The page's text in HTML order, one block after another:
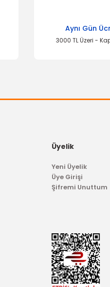
Aynı Gün
3000 TL Üzeri -
Üyelik
Yeni Üyelik
Üye Girişi
Şifremi Unuttum